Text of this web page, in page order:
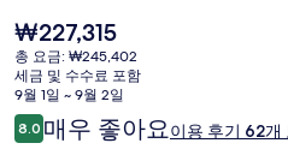
리
현
재
가
격
은
₩227,315
₩227,315
총 요금: ₩245,402
세금 및 수수료 포함
9월 1일 ~ 9월 2일
이
용
8.010점 만점 중 8.0점.
매우 좋아요이용 후기 62개